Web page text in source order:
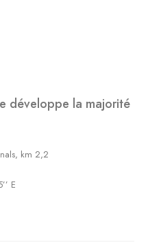
développe la majorité
km 2,2
E